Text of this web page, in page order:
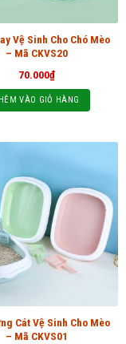
Vệ Sinh Cho Chó Mèo
– Mã CKVS20
70.000₫
VÀO GIỎ HÀNG
Cát Vệ Sinh Cho Mèo
– Mã CKVS01